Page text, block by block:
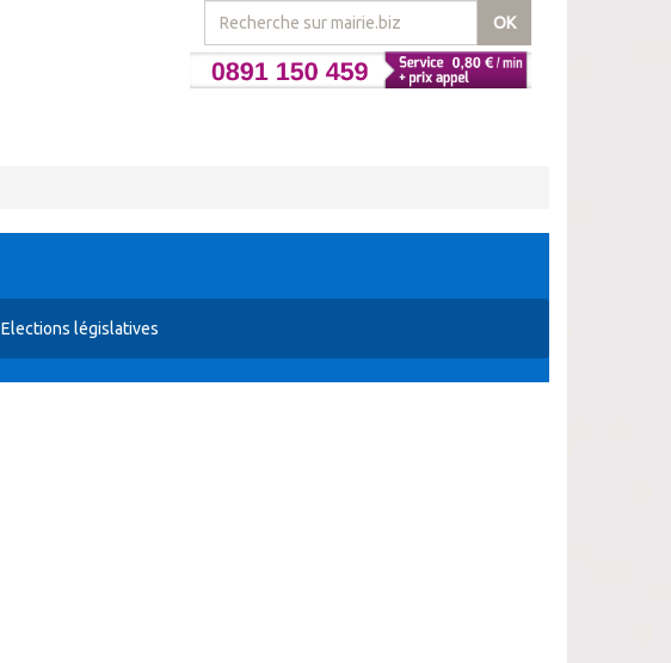
OK
Elections législatives